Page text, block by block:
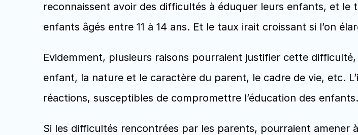
reconnaissent avoir des difficultés à éduquer leurs enfants, et le
enfants âgés entre 11 à 14 ans. Et le taux irait croissant si l’on
Evidemment, plusieurs raisons pourraient justifier cette
enfant, la nature et le caractère du parent, le cadre de vie, etc.
réactions, susceptibles de compromettre l’éducation des enfants.
Si les difficultés rencontrées par les parents, pourraient amener